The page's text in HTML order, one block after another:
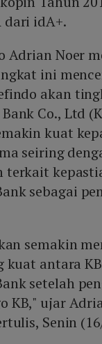
idA+.
Adrian Noer
ini
akan
Co., Ltd
kuat
seiring
terkait
sebagai
semakin
kuat antara
setelah
KB," ujar
Senin